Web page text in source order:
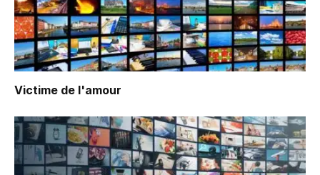
Victime de l'amour